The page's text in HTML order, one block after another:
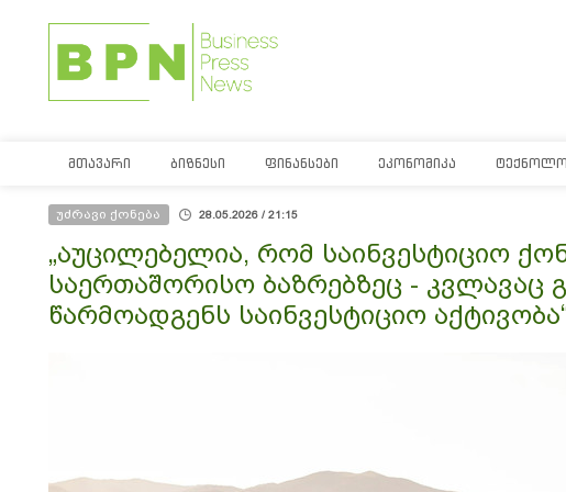
ᲛᲗᲐᲕᲐᲠᲘ ᲑᲘᲖᲜᲔᲡᲘ ᲤᲘᲜᲐᲜᲡᲔᲑᲘ ᲔᲙᲝᲜᲝᲛᲘᲙᲐ
უძრავი ქონება 28.05.2026 / 21:15
„აუცილებელია, რომ საინვესტიციო
საერთაშორისო ბაზრებზეც - კვლავაც
წარმოადგენს საინვესტიციო